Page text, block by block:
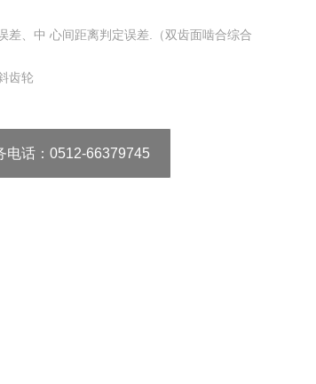
差、中 心间距离判定误差.（双齿面啮合综合
齿轮
电话：0512-66379745